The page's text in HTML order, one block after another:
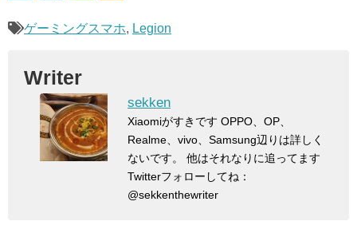
ゲーミングスマホ, Legion
Writer
sekken
Xiaomiがすきです OPPO、OP、
Realme、vivo、Samsung辺りは詳しく
ないです。 他はそれなりに追ってます
Twitterフォローしてね：
@sekkenthewriter